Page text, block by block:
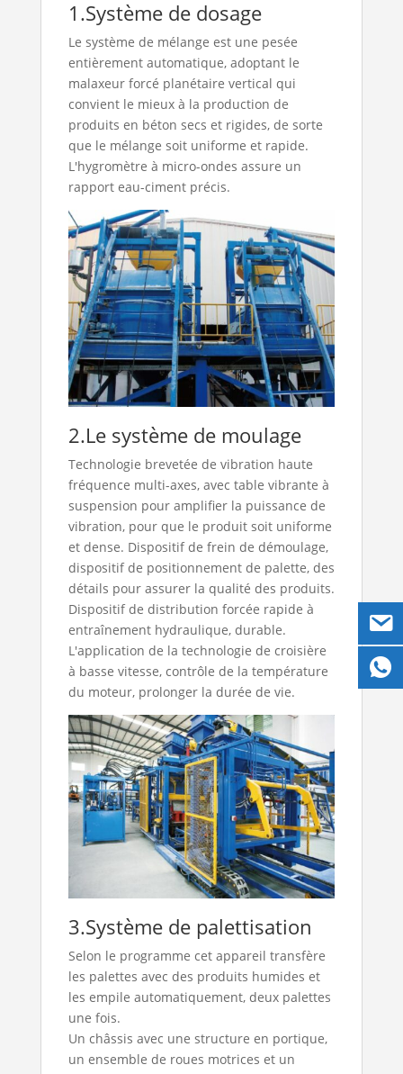
1.Système de dosage
Le système de mélange est une pesée
entièrement automatique, adoptant le
malaxeur forcé planétaire vertical qui
convient le mieux à la production de
produits en béton secs et rigides, de sorte
que le mélange soit uniforme et rapide.
L'hygromètre à micro-ondes assure un
rapport eau-ciment précis.
2.Le système de moulage
Technologie brevetée de vibration haute
fréquence multi-axes, avec table vibrante à
suspension pour amplifier la puissance de
vibration, pour que le produit soit uniforme
et dense. Dispositif de frein de démoulage,
dispositif de positionnement de palette, des
détails pour assurer la qualité des produits.
Dispositif de distribution forcée rapide à
entraînement hydraulique, durable.
L'application de la technologie de croisière
à basse vitesse, contrôle de la température
du moteur, prolonger la durée de vie.
3.Système de palettisation
Selon le programme cet appareil transfère
les palettes avec des produits humides et
les empile automatiquement, deux palettes
une fois.
Un châssis avec une structure en portique,
un ensemble de roues motrices et un